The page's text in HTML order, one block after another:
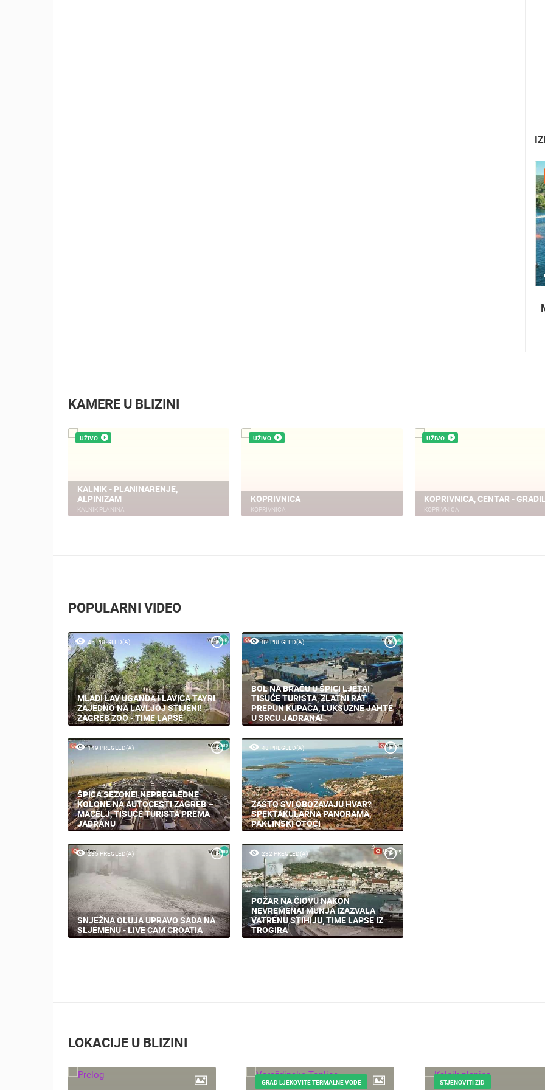
KAMERE U BLIZINI
UŽIVO
KALNIK - PLANINARENJE,
ALPINIZAM
KALNIK PLANINA
UŽIVO
KOPRIVNICA
KOPRIVNICA
UŽIVO
KOPRIVNICA, CENTAR -
KOPRIVNICA
POPULARNI VIDEO
45 PREGLED(A)
MLADI LAV UGANDA I LAVICA TAYRI
ZAJEDNO NA LAVLJOJ STIJENI!
ZAGREB ZOO - TIME LAPSE
82 PREGLED(A)
BOL NA BRAČU U ŠPICI LJETA!
TISUĆE TURISTA, ZLATNI RAT
PREPUN KUPAČA, LUKSUZNE JAHTE
U SRCU JADRANA!
149 PREGLED(A)
ŠPICA SEZONE! NEPREGLEDNE
KOLONE NA AUTOCESTI ZAGREB –
MACELJ, TISUĆE TURISTA PREMA
JADRANU
48 PREGLED(A)
ZAŠTO SVI OBOŽAVAJU HVAR?
SPEKTAKULARNA PANORAMA,
PAKLINSKI OTOCI
235 PREGLED(A)
SNJEŽNA OLUJA UPRAVO SADA NA
SLJEMENU - LIVE CAM CROATIA
232 PREGLED(A)
POŽAR NA ČIOVU NAKON
NEVREMENA! MUNJA IZAZVALA
VATRENU STIHIJU, TIME LAPSE IZ
TROGIRA
LOKACIJE U BLIZINI
GRAD LJEKOVITE TERMALNE VODE STJENOVITI ZID